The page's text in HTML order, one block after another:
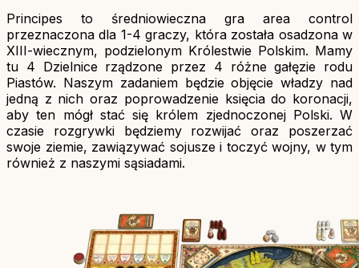
Principes to średniowieczna gra area control
przeznaczona dla 1-4 graczy, która została osadzona w
XIII-wiecznym, podzielonym Królestwie Polskim. Mamy
tu 4 Dzielnice rządzone przez 4 różne gałęzie rodu
Piastów. Naszym zadaniem będzie objęcie władzy nad
jedną z nich oraz poprowadzenie księcia do koronacji,
aby ten mógł stać się królem zjednoczonej Polski. W
czasie rozgrywki będziemy rozwijać oraz poszerzać
swoje ziemie, zawiązywać sojusze i toczyć wojny, w tym
również z naszymi sąsiadami.